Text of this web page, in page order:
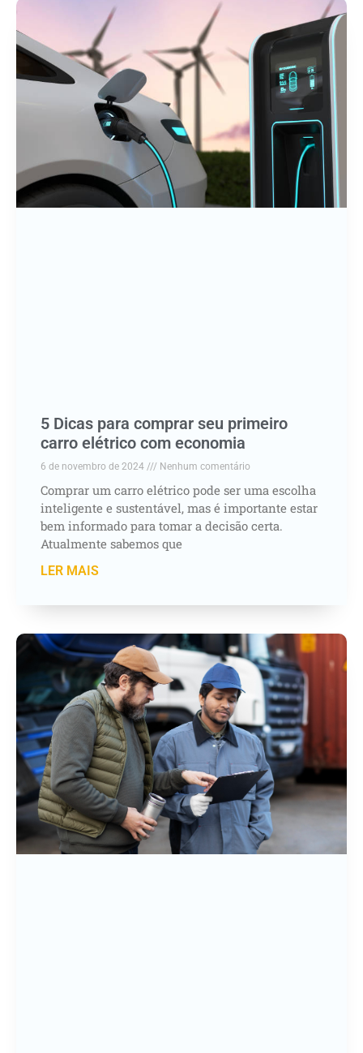
5 Dicas para comprar seu primeiro
carro elétrico com economia
6 de novembro de 2024 Nenhum comentário
Comprar um carro elétrico pode ser uma escolha
inteligente e sustentável, mas é importante estar
bem informado para tomar a decisão certa.
Atualmente sabemos que
LER MAIS